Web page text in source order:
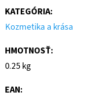
KATEGÓRIA:
Kozmetika a krása
HMOTNOSŤ:
0.25 kg
EAN: